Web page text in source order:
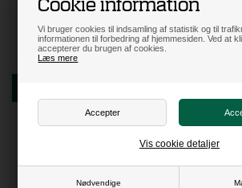
Vi bruger cookies til indsamling af statistik og til
informationen til forbedring af hjemmesiden. Ved at
accepterer du brugen af cookies.
Læs mere
Nødvendige
Vis cookie detaljer